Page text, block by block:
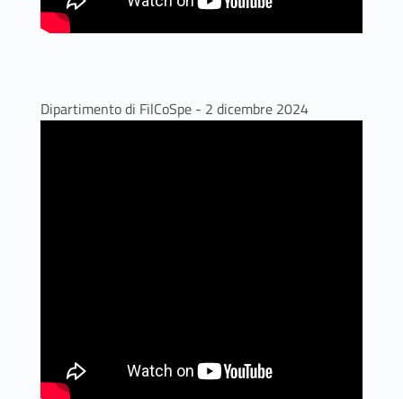
Dipartimento di FilCoSpe - 2 dicembre 2024